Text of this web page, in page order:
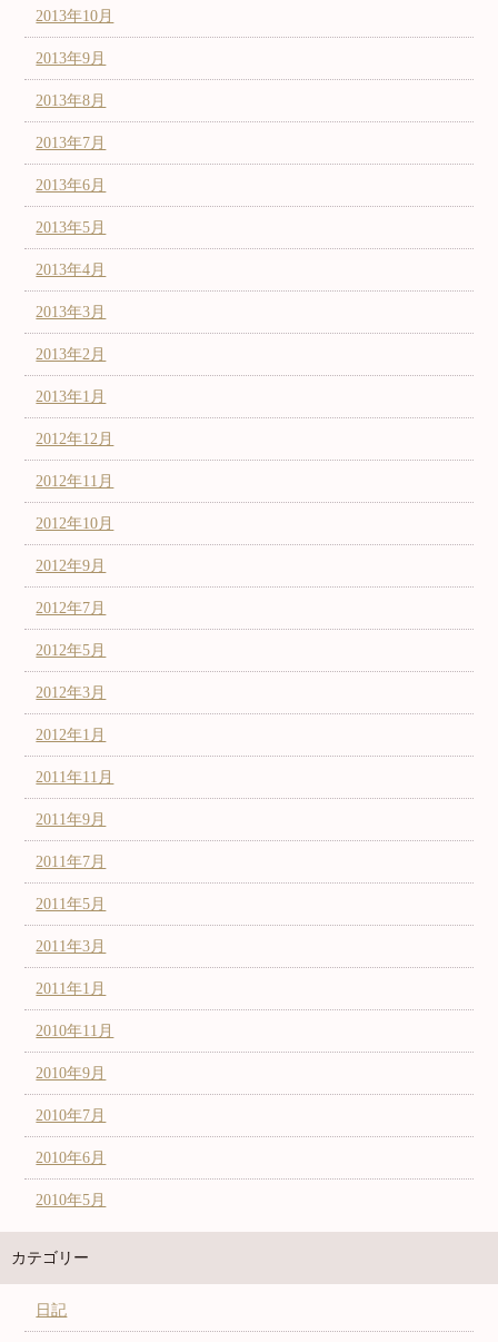
2013年10月
2013年9月
2013年8月
2013年7月
2013年6月
2013年5月
2013年4月
2013年3月
2013年2月
2013年1月
2012年12月
2012年11月
2012年10月
2012年9月
2012年7月
2012年5月
2012年3月
2012年1月
2011年11月
2011年9月
2011年7月
2011年5月
2011年3月
2011年1月
2010年11月
2010年9月
2010年7月
2010年6月
2010年5月
カテゴリー
日記